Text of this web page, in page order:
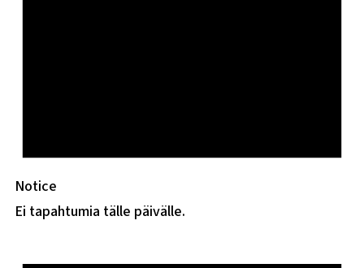
Notice
Ei tapahtumia tälle päivälle.